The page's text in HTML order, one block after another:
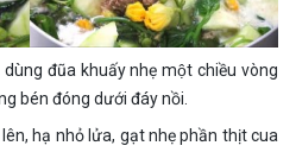
đũa khuấy nhẹ một chiều vòng
bén đóng dưới đáy nồi.
hạ nhỏ lửa, gạt nhẹ phần thịt cua